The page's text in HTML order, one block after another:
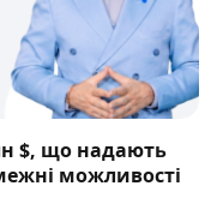
$, що надають
можливості